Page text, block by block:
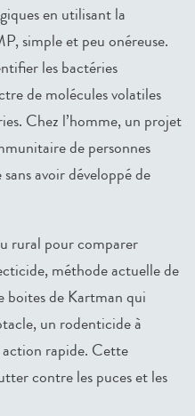
en utilisant la
simple et peu onéreuse.
les bactéries
de molécules volatiles
Chez l’homme, un projet
de personnes
avoir développé de
rural pour comparer
méthode actuelle de
boites de Kartman qui
un rodenticide à
rapide. Cette
contre les puces et les